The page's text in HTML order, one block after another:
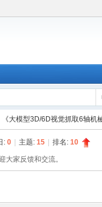
《大模型3D/6D视觉抓取6轴机
: 0 主题: 15 排名: 10
大家反馈和交流。